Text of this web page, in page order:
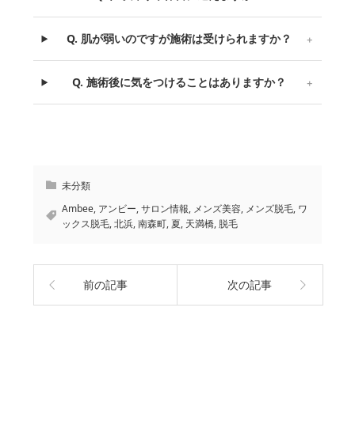
Q. 肌が弱いのですが施術は受けられますか？ ＋
Q. 施術後に気をつけることはありますか？ ＋
未分類
Ambee, アンビー,サロン情報, メンズ美容, メンズ脱毛, ワ
ックス脱毛,北浜,南森町,夏, 天満橋, 脱毛
前の記事 次の記事